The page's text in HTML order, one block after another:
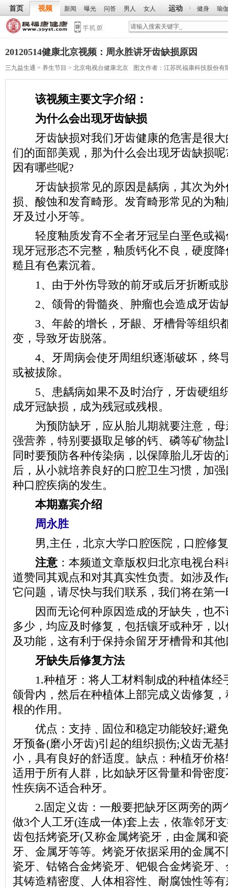
首页 视频 新闻 曝光 问答 男人 女人 运动 健身 瑜
20120514健康北京视频：周永胜讲牙齿缺损原因
三九益生通 > 养生节目 > 北京电视台健康北京 图文作者： 江苏民福康科技股份有
该视频主要文字介绍：
为什么会出现牙齿缺损
牙齿缺损对我们牙齿健康的危害是很大
们的面部美观，那为什么会出现牙齿缺损
因有哪些呢?
牙齿缺损常见的原因是龋病，其次为外
损、酸蚀和发育畸形。发育畸形常见的为
牙及过小牙等。
轻度釉质发育不全者牙冠呈白垩色或褐
现牙冠形态不完整，釉质钙化不良，硬度
糙且有色素沉着。
1、由于外伤导致的前牙或后牙折断或
2、颌骨的骨髓炎、肿瘤也会造成牙齿
3、年龄的增长，牙龈、牙槽骨等组织
变，导致牙齿脱落。
4、牙周病会使牙周组织逐渐破坏，终
或被拔除。
5、患龋病如果不及时治疗，牙齿硬组
成牙冠缺损，成为残冠或残根。
为预防缺牙，应从胎儿期就要注意，母
强营养，特别要摄取足够的钙、磷等矿物
同时要预防各种传染病，以保障胎儿牙齿
后，从小就培养良好的口腔卫生习惯，加
种口腔疾病的发生。
本期嘉宾介绍
周永胜
男,主任，北京大学口腔医院，口腔修
注意 ：本频道文章版权归北京电视台
道赞同其观点和对其真实性负责。如涉及
它问题，请尽快与我们联系，我们将在第
因而无论何种原因造成的牙缺失，也不
多少，均应及时修复，包括镶牙或种牙，
及功能，这有利于保持余留牙牙槽骨和其
牙缺失后修复方法
1.种植牙：将人工材料制成的种植体经
颌骨内，然后在种植体上部完成义齿修复
根的作用。
优点：支持﹑固位和稳定功能较好;避免
牙预备(磨小牙齿)引起的组织损伤;义齿无
小，具有良好的舒适度。缺点：种植牙价
适用于所有人群，比如缺牙区骨量和骨密
性疾病不适合种牙。
2.固定义齿：一般要把缺牙区两旁的两
做3个人工牙(连成一体)套上去，依靠邻牙
齿包括烤瓷牙(又称金属烤瓷牙，由金属和
牙、金属牙等等。烤瓷牙依据采用的金属
瓷牙、钴铬合金烤瓷牙、钯银合金烤瓷牙
其铸造精密度、人体相容性、耐腐蚀性等